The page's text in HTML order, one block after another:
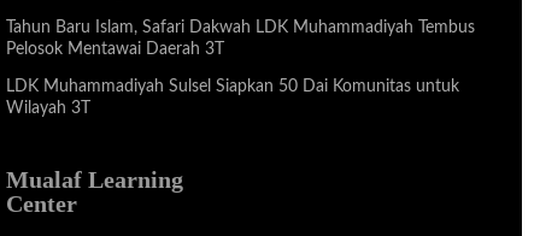
Tahun Baru Islam, Safari Dakwah LDK Muhammadiyah Tembus
Pelosok Mentawai Daerah 3T
LDK Muhammadiyah Sulsel Siapkan 50 Dai Komunitas untuk
Wilayah 3T
Mualaf Learning
Center